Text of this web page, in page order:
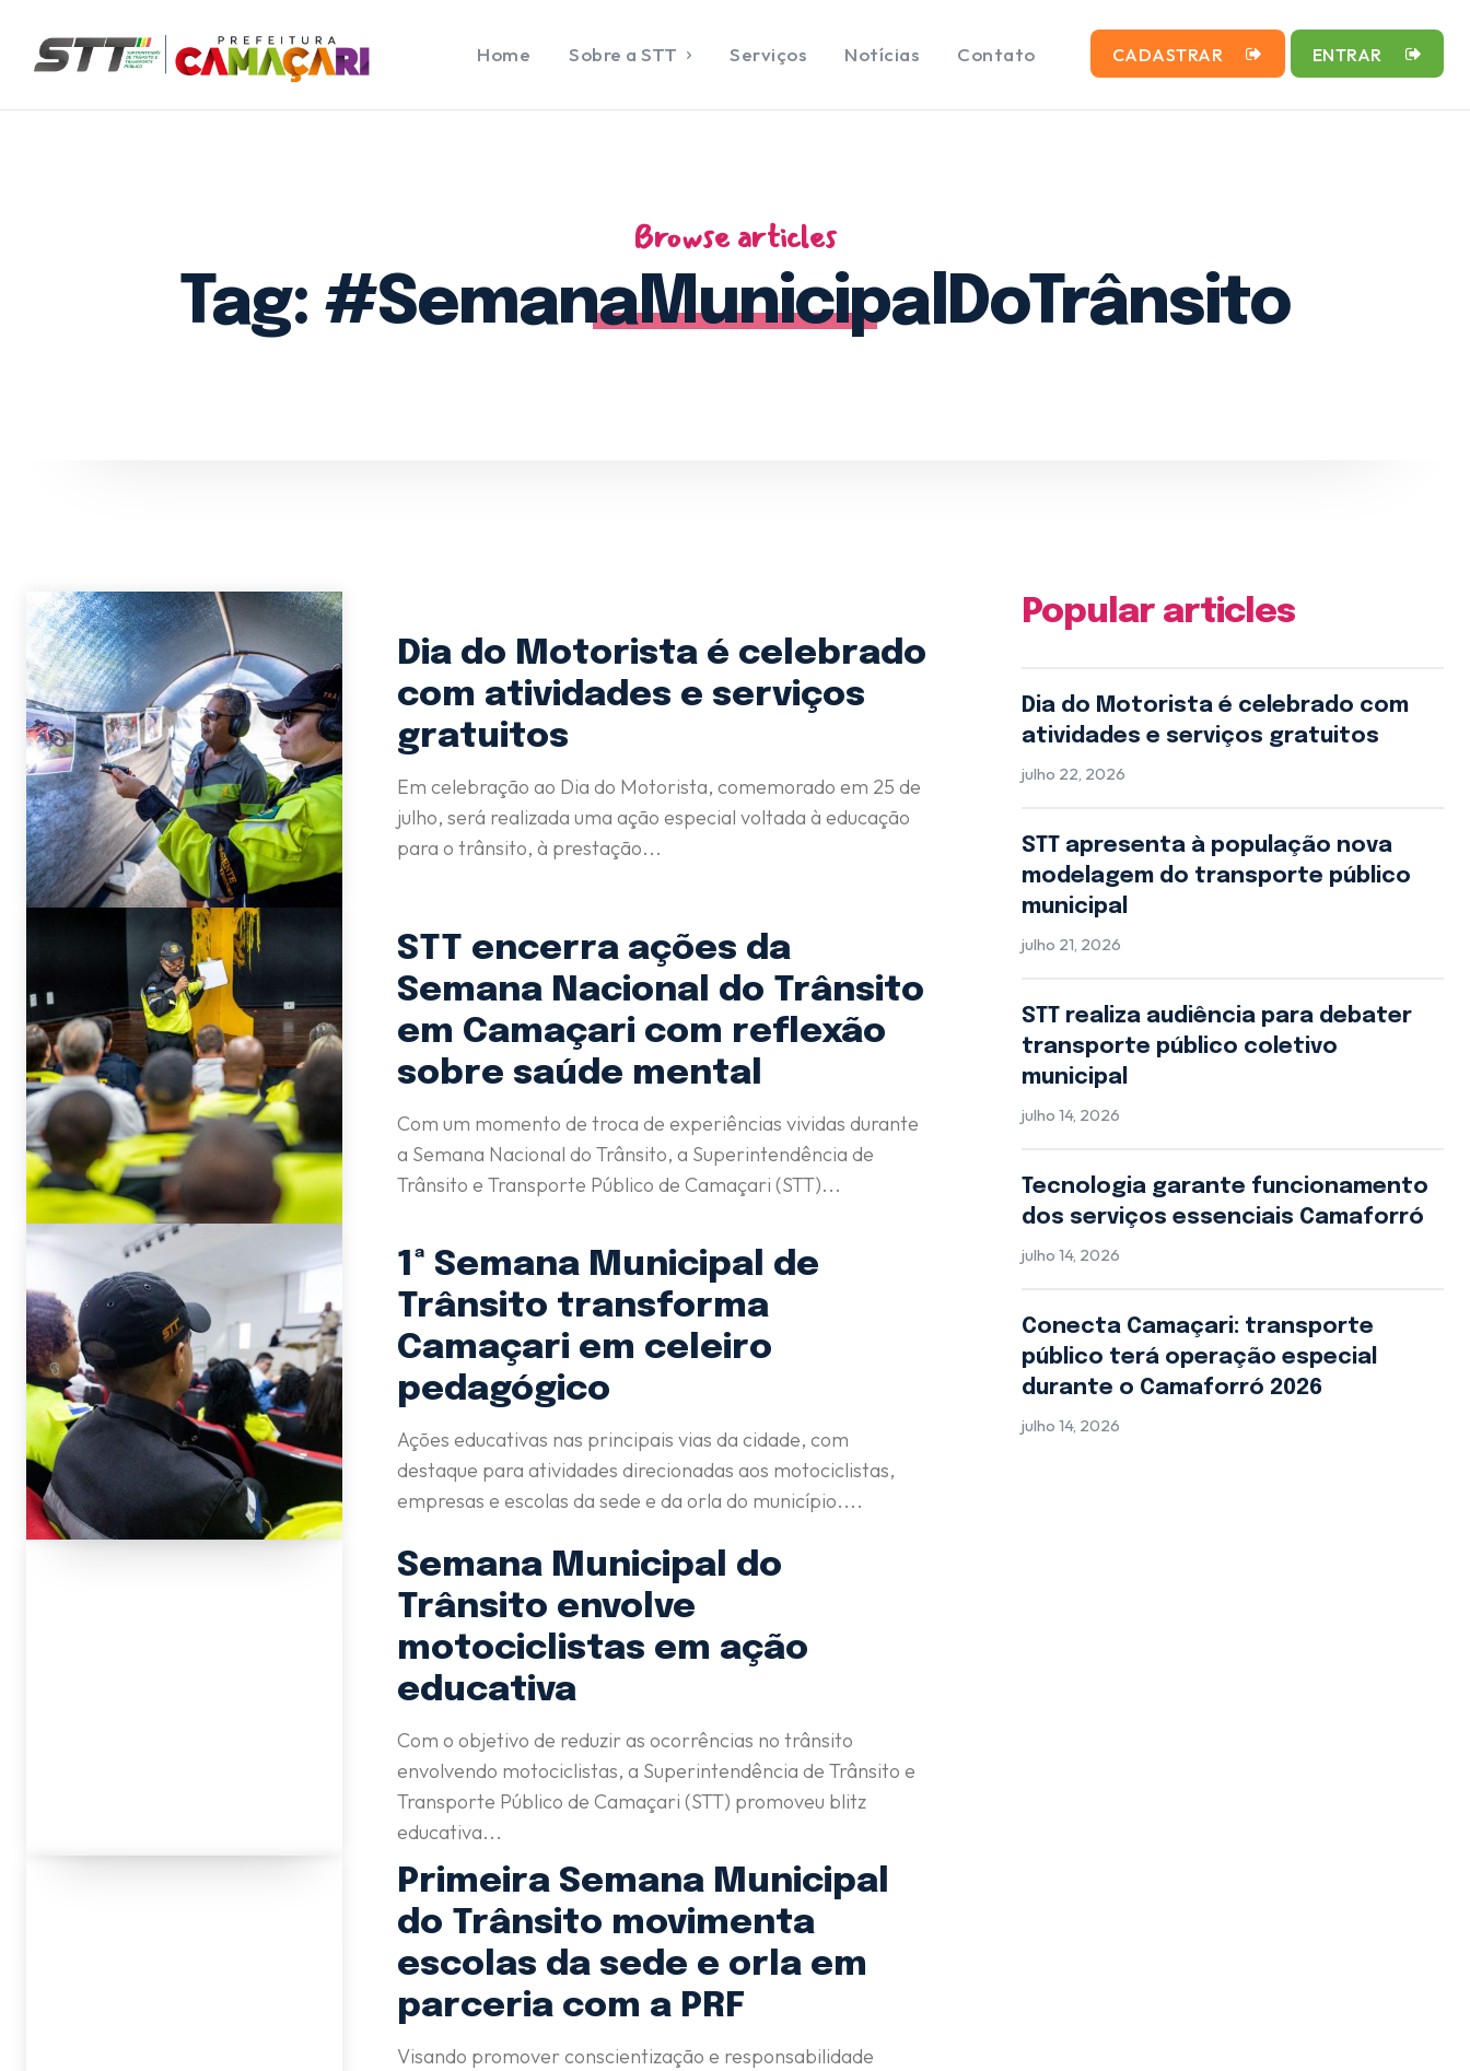
ENTRAR
Serviços
Notícias
Ouvidoria
(71) 9 9981-0262
Home Sobre a STT Serviços Notícias Contato CADASTRAR ENTRAR
Browse articles
Tag: #SemanaMunicipalDoTrânsito
Dia do Motorista é celebrado
com atividades e serviços
gratuitos
Em celebração ao Dia do Motorista, comemorado em 25 de
julho, será realizada uma ação especial voltada à educação
para o trânsito, à prestação...
STT encerra ações da
Semana Nacional do Trânsito
em Camaçari com reflexão
sobre saúde mental
Com um momento de troca de experiências vividas durante
a Semana Nacional do Trânsito, a Superintendência de
Trânsito e Transporte Público de Camaçari (STT)...
1ª Semana Municipal de
Trânsito transforma
Camaçari em celeiro
pedagógico
Ações educativas nas principais vias da cidade, com
destaque para atividades direcionadas aos motociclistas,
empresas e escolas da sede e da orla do município....
Semana Municipal do
Trânsito envolve
motociclistas em ação
educativa
Com o objetivo de reduzir as ocorrências no trânsito
envolvendo motociclistas, a Superintendência de Trânsito e
Transporte Público de Camaçari (STT) promoveu blitz
educativa...
Primeira Semana Municipal
do Trânsito movimenta
escolas da sede e orla em
parceria com a PRF
Visando promover conscientização e responsabilidade
Popular articles
Dia do Motorista é celebrado com
atividades e serviços gratuitos
julho 22, 2026
STT apresenta à população nova
modelagem do transporte público
municipal
julho 21, 2026
STT realiza audiência para debater
transporte público coletivo
municipal
julho 14, 2026
Tecnologia garante funcionamento
dos serviços essenciais Camaforró
julho 14, 2026
Conecta Camaçari: transporte
público terá operação especial
durante o Camaforró 2026
julho 14, 2026